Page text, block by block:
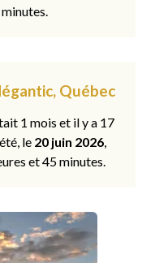
Québec
1 mois et il y a 17
le 20 juin 2026,
et 45 minutes.